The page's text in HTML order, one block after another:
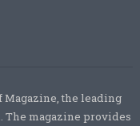
Magazine, the leading
magazine provides